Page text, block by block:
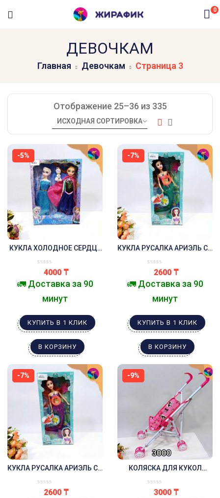
0
ДЕВОЧКАМ
Главная Девочкам Страница 3
Отображение 25–36 из 335
-5%
КУКЛА ХОЛОДНОЕ СЕРДЦЕ
4000 ₸
🚛 Доставка за 90
минут
КУПИТЬ В 1 КЛИК
В КОРЗИНУ
-7%
КУКЛА РУСАЛКА АРИЭЛЬ СО
ЭФФЕКТАМИ ЗЕЛЁНАЯ
2600 ₸
🚛 Доставка за 90
минут
КУПИТЬ В 1 КЛИК
В КОРЗИНУ
-7%
КУКЛА РУСАЛКА АРИЭЛЬ СО
ЭФФЕКТАМИ РОЗОВАЯ
2600 ₸
-9%
КОЛЯСКА ДЛЯ КУКОЛ
КУРОМИ
3000 ₸